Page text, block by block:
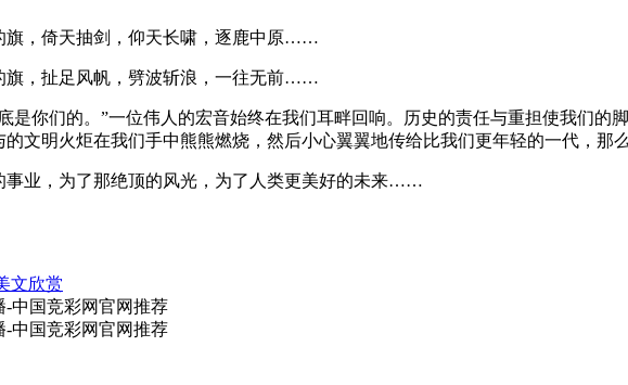
，倚天抽剑，仰天长啸，逐鹿中原……
，扯足风帆，劈波斩浪，一往无前……
你们的。”一位伟人的宏音始终在我们耳畔回响。历史的责任与重担使我们的
文明火炬在我们手中熊熊燃烧，然后小心翼翼地传给比我们更年轻的一代，那
业，为了那绝顶的风光，为了人类更美好的未来……
文欣赏
中国竞彩网官网推荐
中国竞彩网官网推荐